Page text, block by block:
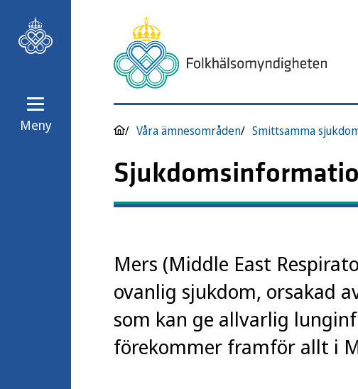
Meny Våra ämnesområden Smittsamma
Mers (Middle East
ovanlig sjukdom, orsakad
som kan ge allvarlig
förekommer framför allt i